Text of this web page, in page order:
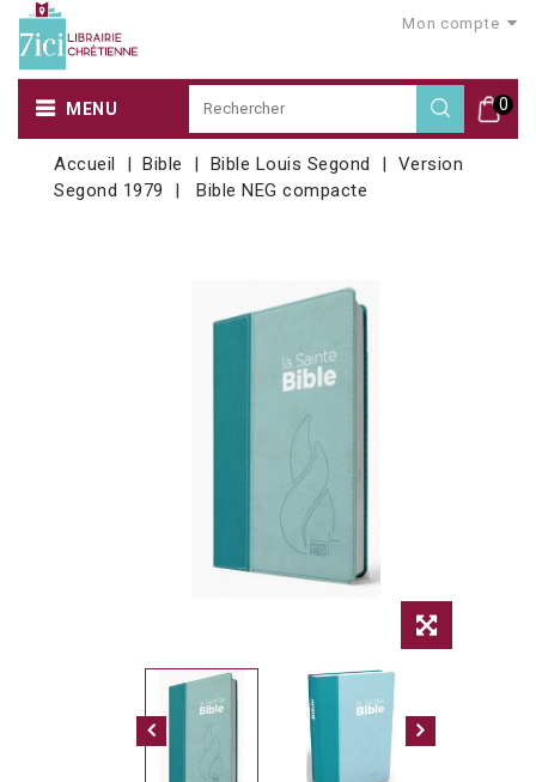
Mon compte
0
MENU
Accueil Bible Bible Louis Segond
Version
Segond 1979
Bible NEG compacte